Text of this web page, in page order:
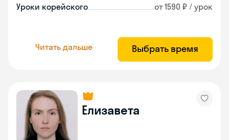
Уроки корейского от 1590 ₽ / урок
Читать дальше Выбрать время
Елизавета